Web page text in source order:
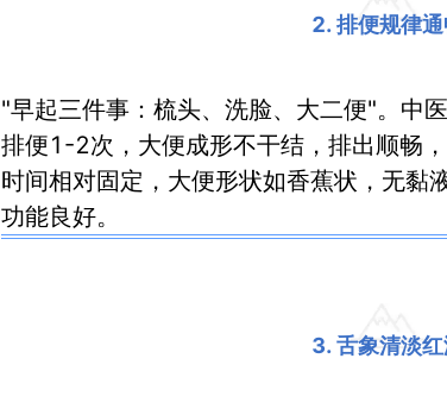
2. 排便规律
"早起三件事：梳头、洗脸、大二便"。中
排便1-2次，大便成形不干结，排出顺畅
时间相对固定，大便形状如香蕉状，无黏
功能良好。
3. 舌象清淡红